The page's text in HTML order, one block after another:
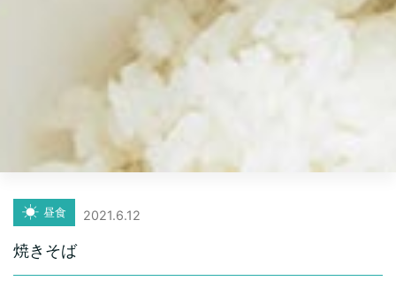
昼食 2021.6.12
焼きそば